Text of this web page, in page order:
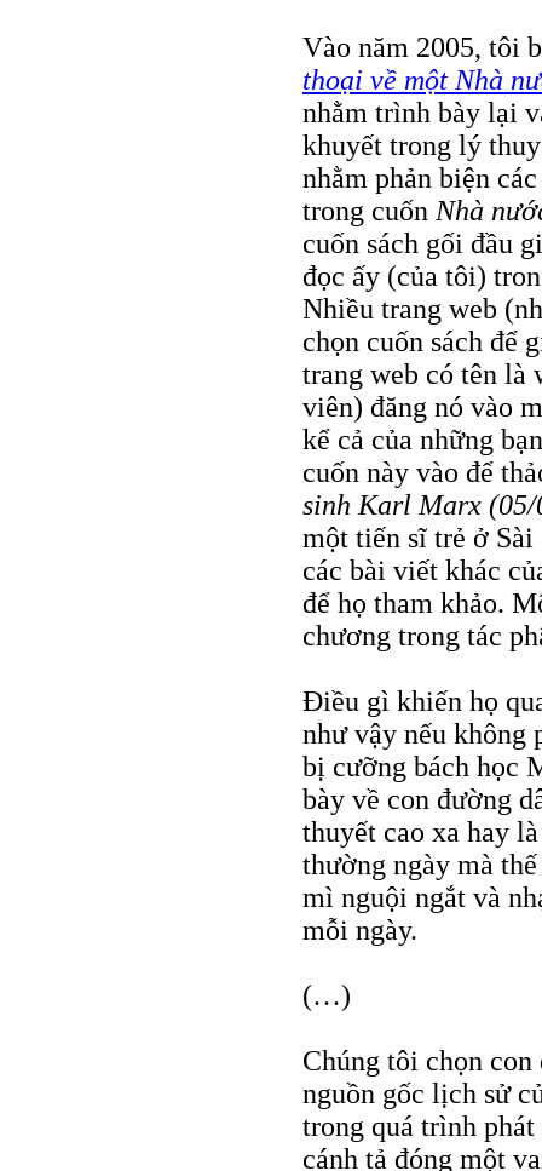
Vào năm 2005, tôi
thoại về một Nhà
nhằm trình bày lại
khuyết trong lý
nhằm phản biện
trong cuốn Nhà
cuốn sách gối đầu
đọc ấy (của tôi)
Nhiều trang web
chọn cuốn sách để
trang web có tên là
viên) đăng nó vào
kể cả của những
cuốn này vào để
sinh Karl Marx (05/
một tiến sĩ trẻ ở
các bài viết khác
để họ tham khảo.
chương trong tác
Điều gì khiến họ
như vậy nếu không
bị cưỡng bách học
bày về con đường
thuyết cao xa hay
thường ngày mà
mì nguội ngắt và
mỗi ngày.
(…)
Chúng tôi chọn
nguồn gốc lịch sử
trong quá trình
cánh tả đóng một